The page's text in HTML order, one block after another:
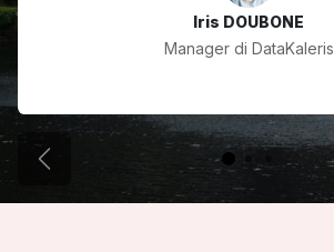
Iris DOUBONE
Manager di DataKaleris
Precedente